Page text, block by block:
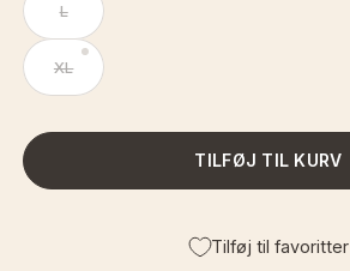
L
XL
TILFØJ TIL KURV
Tilføj til favoritter